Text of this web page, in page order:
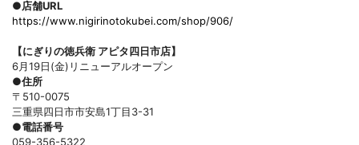
●店舗URL
https://www.nigirinotokubei.com/shop/906/
【にぎりの徳兵衛 アピタ四日市店】
6月19日(金)リニューアルオープン
●住所
〒510-0075
三重県四日市市安島1丁目3-31
●電話番号
059-356-5322